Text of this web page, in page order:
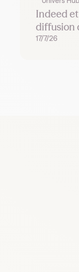
Indeed
diffusion
17/7/26